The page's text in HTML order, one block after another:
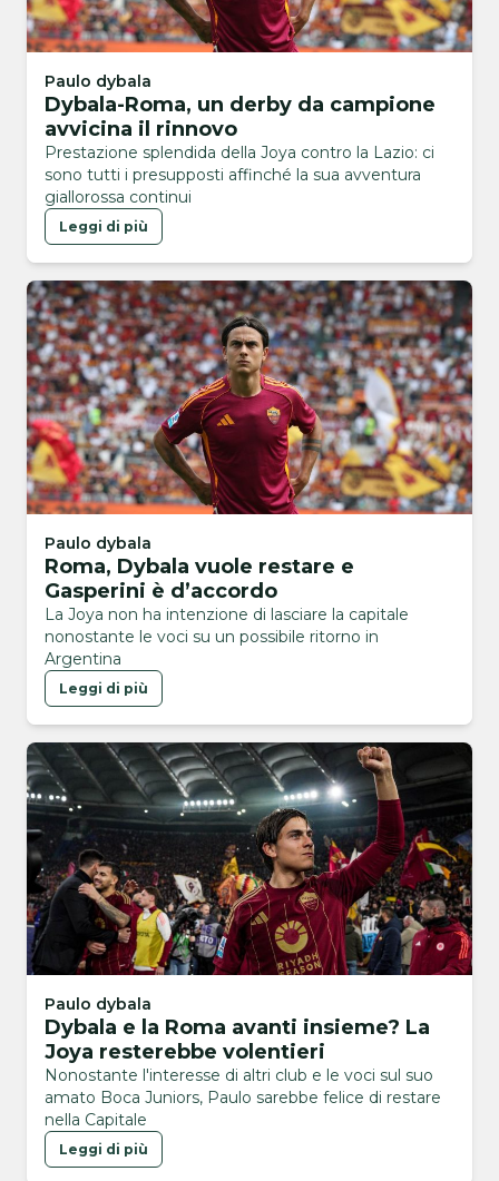
Paulo dybala
Dybala-Roma, un derby da campione
avvicina il rinnovo
Prestazione splendida della Joya contro la Lazio: ci
sono tutti i presupposti affinché la sua avventura
giallorossa continui
Leggi di più
Paulo dybala
Roma, Dybala vuole restare e
Gasperini è d’accordo
La Joya non ha intenzione di lasciare la capitale
nonostante le voci su un possibile ritorno in
Argentina
Leggi di più
Paulo dybala
Dybala e la Roma avanti insieme? La
Joya resterebbe volentieri
Nonostante l'interesse di altri club e le voci sul suo
amato Boca Juniors, Paulo sarebbe felice di restare
nella Capitale
Leggi di più